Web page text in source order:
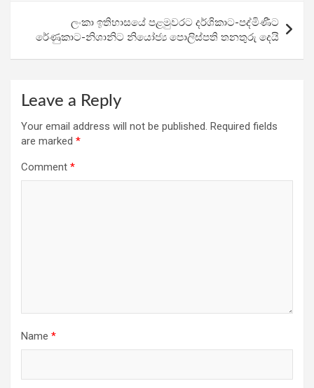
k
p
p
m
ලංකා ඉතිහාසයේ පළමුවරට දර්ශිකාට-පද්මිණීට
රේණුකාට-නිශානිට නියෝජ්‍ය පොලිස්පති තනතුරු දෙයි
Leave a Reply
Your email address will not be published. Required fields
are marked *
Comment *
Name *